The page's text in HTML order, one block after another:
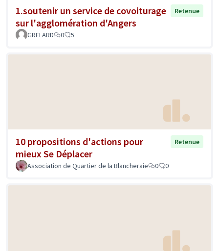
1.soutenir un service de covoiturage
sur l'agglomération d'Angers
Retenue
GRELARD 0 5
10 propositions d'actions pour
mieux Se Déplacer
Retenue
Association de Quartier de la Blancheraie 0 0